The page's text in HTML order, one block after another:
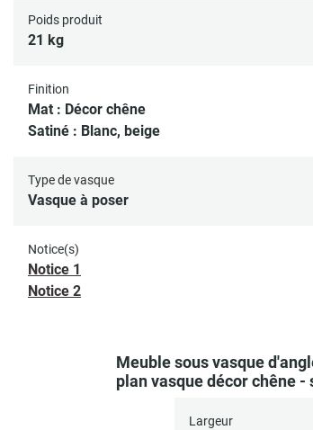
Poids produit
21 kg
Finition
Mat : Décor chêne
Satiné : Blanc, beige
Type de vasque
Vasque à poser
Notice(s)
Notice 1
Notice 2
Meuble sous vasque
plan vasque décor chêne -
Largeur